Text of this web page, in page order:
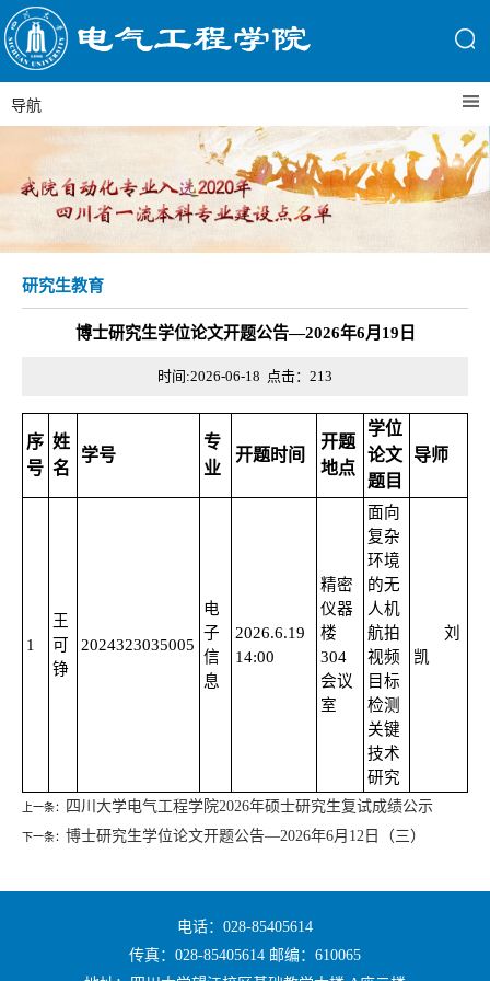
导航
研究生教育
博士研究生学位论文开题公告—2026年6月19日
时间:2026-06-18 点击： 213
序
号
姓
名
学号
专
业
开题时间
开题
地点
学位
论文
题目
导师
1
王
可
铮
2024323035005
电
子
信
息
2026.6.19
14:00
精密
仪器
楼
304
会议
室
面向
复杂
环境
的无
人机
航拍
视频
目标
检测
关键
技术
研究
刘
凯
上一条： 四川大学电气工程学院2026年硕士研究生复试成绩公示
下一条： 博士研究生学位论文开题公告—2026年6月12日（三）
电话：028-85405614
传真：028-85405614 邮编：610065